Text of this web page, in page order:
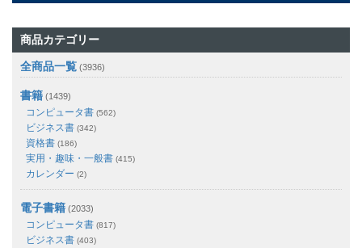
商品カテゴリー
全商品一覧 (3936)
書籍 (1439)
コンピュータ書 (562)
ビジネス書 (342)
資格書 (186)
実用・趣味・一般書 (415)
カレンダー (2)
電子書籍 (2033)
コンピュータ書 (817)
ビジネス書 (403)